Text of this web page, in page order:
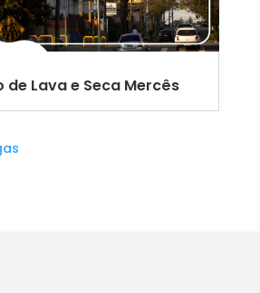
de Lava e Seca Mercês